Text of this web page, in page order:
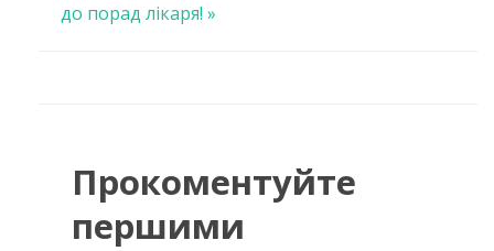
до порад лікаря! »
Прокоментуйте
першими